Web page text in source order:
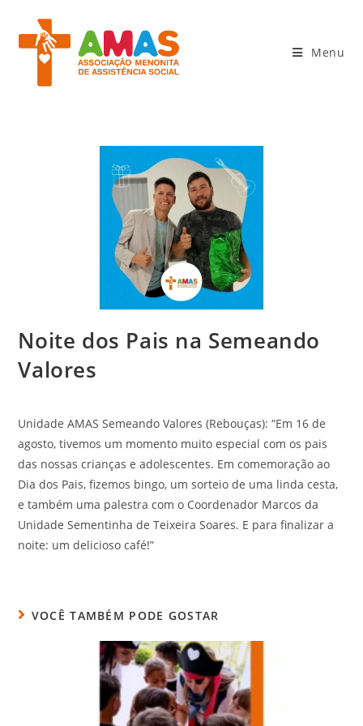
Menu
Noite dos Pais na Semeando
Valores
Unidade AMAS Semeando Valores (Rebouças): “Em 16 de
agosto, tivemos um momento muito especial com os pais
das nossas crianças e adolescentes. Em comemoração ao
Dia dos Pais, fizemos bingo, um sorteio de uma linda cesta,
e também uma palestra com o Coordenador Marcos da
Unidade Sementinha de Teixeira Soares. E para finalizar a
noite: um delicioso café!”
VOCÊ TAMBÉM PODE GOSTAR